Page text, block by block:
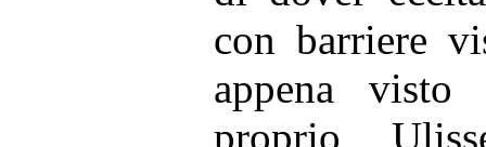
con barriere
appena
proprio